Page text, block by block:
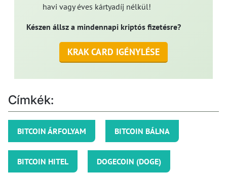
havi vagy éves kártyadíj nélkül!
Készen állsz a mindennapi kriptós fizetésre?
KRAK CARD IGÉNYLÉSE
Címkék:
BITCOIN ÁRFOLYAM BITCOIN BÁLNA
BITCOIN HITEL DOGECOIN (DOGE)